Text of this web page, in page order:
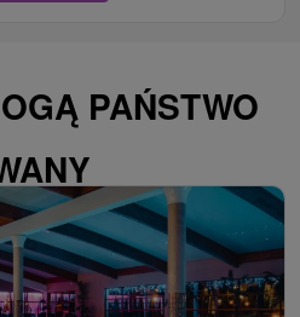
PAŃSTWO